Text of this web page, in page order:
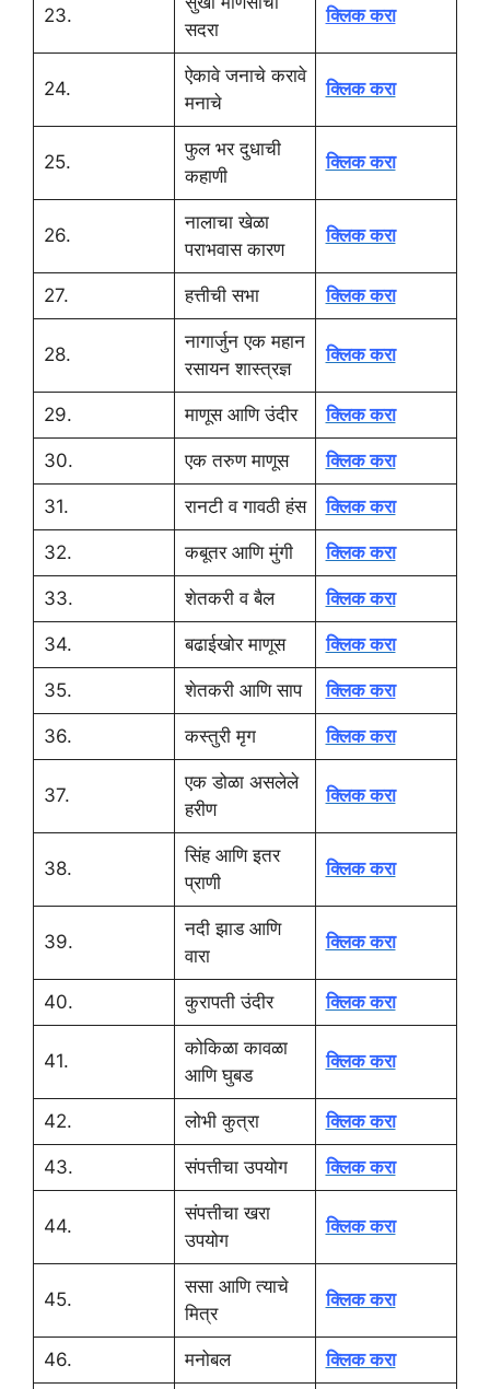
23.
सदरा
क्लिक करा
24.
ऐकावे जनाचे करावे
मनाचे
क्लिक करा
25.
फुल भर दुधाची
कहाणी
क्लिक करा
26.
नालाचा खेळा
पराभवास कारण
क्लिक करा
27. हत्तीची सभा क्लिक करा
28.
नागार्जुन एक महान
रसायन शास्त्रज्ञ
क्लिक करा
29. माणूस आणि उंदीर क्लिक करा
30. एक तरुण माणूस क्लिक करा
31. रानटी व गावठी हंस क्लिक करा
32. कबूतर आणि मुंगी क्लिक करा
33. शेतकरी व बैल क्लिक करा
34. बढाईखोर माणूस क्लिक करा
35. शेतकरी आणि साप क्लिक करा
36. कस्तुरी मृग क्लिक करा
37.
एक डोळा असलेले
हरीण
क्लिक करा
38.
सिंह आणि इतर
प्राणी
क्लिक करा
39.
नदी झाड आणि
वारा
क्लिक करा
40. कुरापती उंदीर क्लिक करा
41.
कोकिळा कावळा
आणि घुबड
क्लिक करा
42. लोभी कुत्रा क्लिक करा
43. संपत्तीचा उपयोग क्लिक करा
44.
संपत्तीचा खरा
उपयोग
क्लिक करा
45.
ससा आणि त्याचे
मित्र
क्लिक करा
46. मनोबल क्लिक करा